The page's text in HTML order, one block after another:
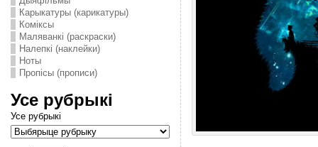
Карыкатуры (карикатуры)
Комiксы
Маляванкі (раскраски)
Налепкі (наклейки)
Ноты
Пропісы (прописи)
Усе рубрыкі
Усе рубрыкі